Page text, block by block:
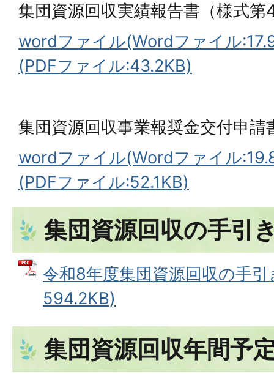
集団資源回収実績報告書（様式第
wordファイル(Wordファイル
(PDFファイル:43.2KB)
集団資源回収事業報奨金交付申請
wordファイル(Wordファイル
(PDFファイル:52.1KB)
集団資源回収の手引
令和8年度集団資源回収の手
594.2KB)
集団資源回収年間予